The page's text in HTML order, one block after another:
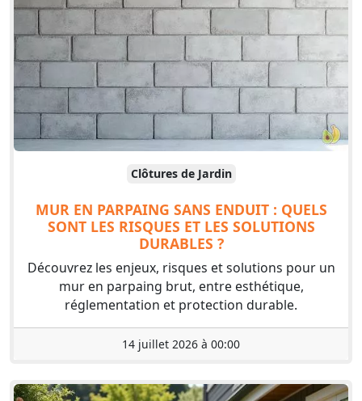
Clôtures de Jardin
MUR EN PARPAING SANS ENDUIT : QUELS
SONT LES RISQUES ET LES SOLUTIONS
DURABLES ?
Découvrez les enjeux, risques et solutions pour un
mur en parpaing brut, entre esthétique,
réglementation et protection durable.
14 juillet 2026 à 00:00